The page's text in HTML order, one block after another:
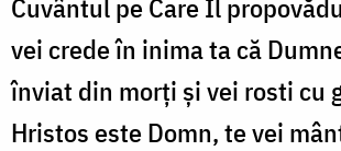
Cuvântul pe Care Îl
vei crede în inima ta că
înviat din morți și vei rosti cu
Hristos este Domn, te vei